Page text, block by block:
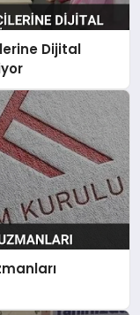
Dijital